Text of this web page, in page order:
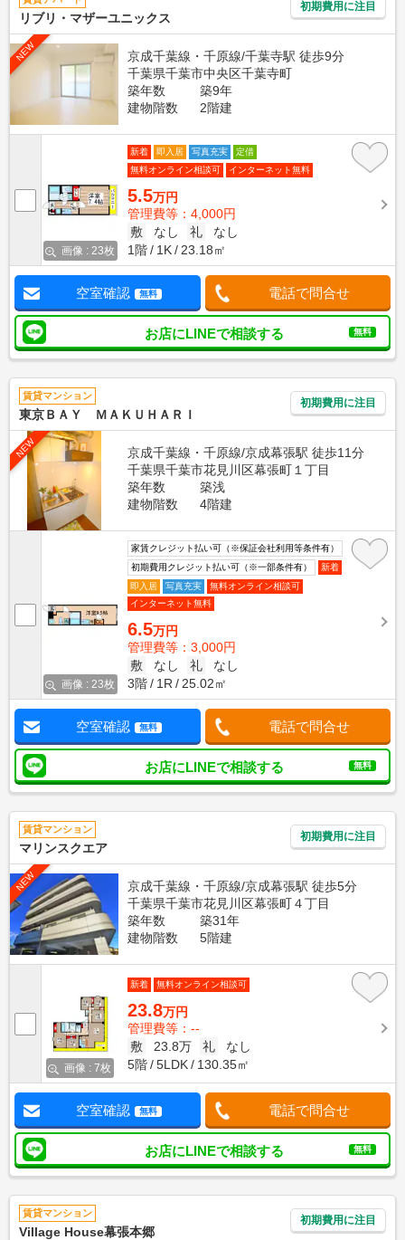
リブリ・マザーユニックス
初期費用に注目
NEW
京成千葉線・千原線/千葉寺駅 徒歩9分
千葉県千葉市中央区千葉寺町
築年数
築9年
建物階数
2階建
画像 : 23枚
新着 即入居 写真充実
定借
無料オンライン相談可
インターネット無料
5.5万円
管理費等：4,000円
敷
なし 礼
なし
1階
1K 23.18㎡
空室確認 無料 電話で問合せ
お店にLINEで相談する 無料
賃貸マンション
東京ＢＡＹ ＭＡＫＵＨＡＲＩ
初期費用に注目
NEW
京成千葉線・千原線/京成幕張駅 徒歩11分
千葉県千葉市花見川区幕張町１丁目
築年数
築浅
建物階数
4階建
画像 : 23枚
家賃クレジット払い可（※保証会社利用等条件有）
初期費用クレジット払い可（※一部条件有）
新着
即入居
写真充実
無料オンライン相談可
インターネット無料
6.5万円
管理費等：3,000円
敷
なし 礼
なし
3階
1R 25.02㎡
空室確認 無料 電話で問合せ
お店にLINEで相談する 無料
賃貸マンション
マリンスクエア
初期費用に注目
NEW
京成千葉線・千原線/京成幕張駅 徒歩5分
千葉県千葉市花見川区幕張町４丁目
築年数
築31年
建物階数
5階建
画像 : 7枚
新着 無料オンライン相談可
23.8万円
管理費等：--
敷
23.8万 礼
なし
5階
5LDK 130.35㎡
空室確認 無料 電話で問合せ
お店にLINEで相談する 無料
賃貸マンション
Village House幕張本郷
初期費用に注目